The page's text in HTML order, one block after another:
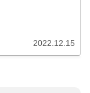
2022.12.15